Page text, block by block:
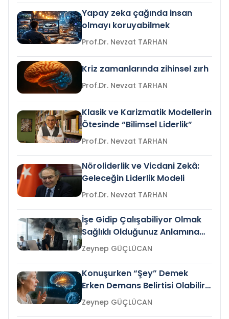
Yapay zeka çağında insan
olmayı koruyabilmek
Prof.Dr. Nevzat TARHAN
Kriz zamanlarında zihinsel zırh
Prof.Dr. Nevzat TARHAN
Klasik ve Karizmatik Modellerin
Ötesinde “Bilimsel Liderlik”
Prof.Dr. Nevzat TARHAN
Nöroliderlik ve Vicdani Zekâ:
Geleceğin Liderlik Modeli
Prof.Dr. Nevzat TARHAN
İşe Gidip Çalışabiliyor Olmak
Sağlıklı Olduğunuz Anlamına
Gelir mi?Zeynep GÜÇLÜCAN
Konuşurken “Şey” Demek
Erken Demans Belirtisi Olabilir
mi?
Zeynep GÜÇLÜCAN